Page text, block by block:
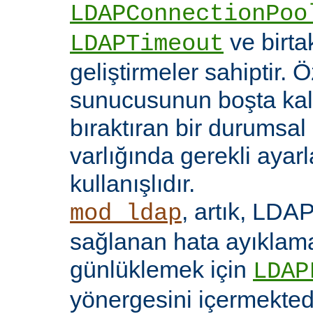
LDAPTimeout ve
geliştirmeler sahiptir.
sunucusunun boşta
bıraktıran bir
varlığında gerekli
kullanışlıdır.
mod_ldap, artık,
sağlanan hata
günlüklemek için
yönergesini